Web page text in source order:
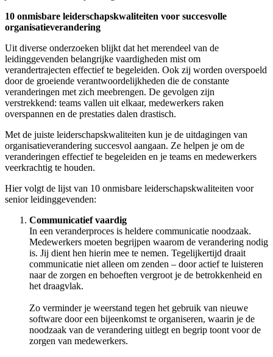
10 onmisbare leiderschapskwaliteiten voor succesvolle
organisatieverandering
Uit diverse onderzoeken blijkt dat het merendeel van de
leidinggevenden belangrijke vaardigheden mist om
verandertrajecten effectief te begeleiden. Ook zij worden overspoeld
door de groeiende verantwoordelijkheden die de constante
veranderingen met zich meebrengen. De gevolgen zijn
verstrekkend: teams vallen uit elkaar, medewerkers raken
overspannen en de prestaties dalen drastisch.
Met de juiste leiderschapskwaliteiten kun je de uitdagingen van
organisatieverandering succesvol aangaan. Ze helpen je om de
veranderingen effectief te begeleiden en je teams en medewerkers
veerkrachtig te houden.
Hier volgt de lijst van 10 onmisbare leiderschapskwaliteiten voor
senior leidinggevenden:
Communicatief vaardig
In een veranderproces is heldere communicatie noodzaak.
Medewerkers moeten begrijpen waarom de verandering nodig
is. Jij dient hen hierin mee te nemen. Tegelijkertijd draait
communicatie niet alleen om zenden – door actief te luisteren
naar de zorgen en behoeften vergroot je de betrokkenheid en
het draagvlak.
Zo verminder je weerstand tegen het gebruik van nieuwe
software door een bijeenkomst te organiseren, waarin je de
noodzaak van de verandering uitlegt en begrip toont voor de
zorgen van medewerkers.